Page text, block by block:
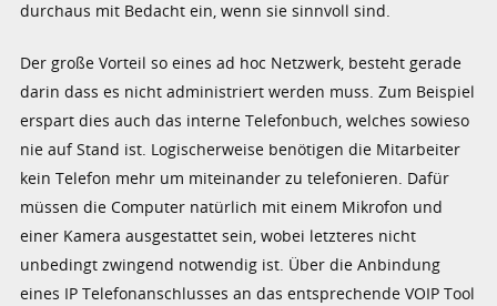
durchaus mit Bedacht ein, wenn sie sinnvoll sind.
Der große Vorteil so eines ad hoc Netzwerk, besteht gerade
darin dass es nicht administriert werden muss. Zum Beispiel
erspart dies auch das interne Telefonbuch, welches sowieso
nie auf Stand ist. Logischerweise benötigen die Mitarbeiter
kein Telefon mehr um miteinander zu telefonieren. Dafür
müssen die Computer natürlich mit einem Mikrofon und
einer Kamera ausgestattet sein, wobei letzteres nicht
unbedingt zwingend notwendig ist. Über die Anbindung
eines IP Telefonanschlusses an das entsprechende VOIP Tool